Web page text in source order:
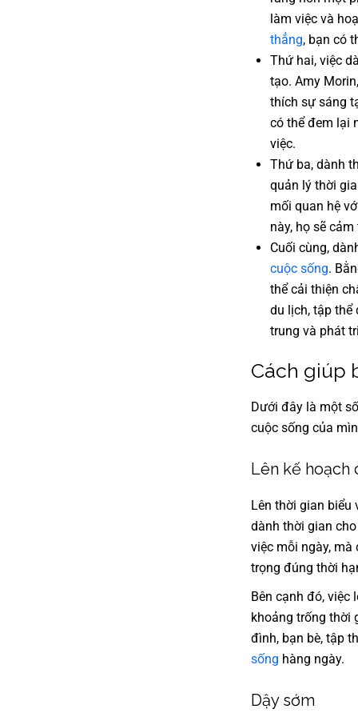
làm việc và
thẳng, bạn có
Thứ hai, việc
tạo. Amy
thích sự sáng
có thể đem lại
việc.
Thứ ba, dành
quản lý thời
mối quan hệ
này, họ sẽ
Cuối cùng,
cuộc sống.
thể cải thiện
du lịch, tập thể
trung và phát
Cách giúp
Dưới đây là một
cuộc sống của
Lên kế hoạch
Lên thời gian
dành thời gian
việc mỗi ngày, mà
trọng đúng thời
Bên cạnh đó, việc
khoảng trống thời
đình, bạn bè, tập
sống hàng ngày.
Dậy sớm